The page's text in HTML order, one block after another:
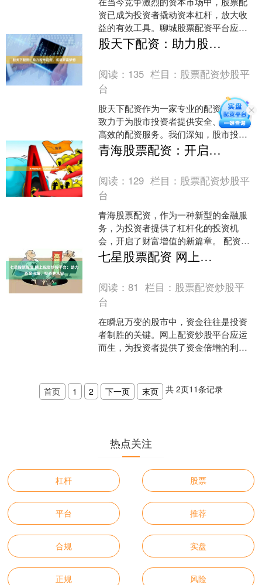
资已成为投资者撬动资本杠杆，放大收
益的有效工具。聊城股票配资平台应运
而生七星股票配资，为投资者提供便
捷、高效的配资服务。 聊城....
股天下配资：助力股市投资，成就财富梦想
阅读： 135 栏目： 股票配资炒股平
台
股天下配资作为一家专业的配资平台，
致力于为股市投资者提供安全、便捷、
高效的配资服务。我们深知，股市投资
是一场充满机遇与挑战的旅程，而配资
可以放大投资者的资金实力....
青海股票配资：开启财富增值新篇章
阅读： 129 栏目： 股票配资炒股平
台
青海股票配资，作为一种新型的金融服
务，为投资者提供了杠杆化的投资机
会，开启了财富增值的新篇章。 配资是
指投资者通过借贷资金，放大自己的投
资本金，从而提高投资收益....
七星股票配资 网上配资炒股平台：助力资金倍增，投资更从容
阅读：81 栏目： 股票配资炒股平
台
在瞬息万变的股市中，资金往往是投资
者制胜的关键。网上配资炒股平台应运
而生，为投资者提供了资金倍增的利
首页 1 2 下一页 末页 共 2页11条记录
热点关注
杠杆 股票
平台 推荐
合规 实盘
正规 风险